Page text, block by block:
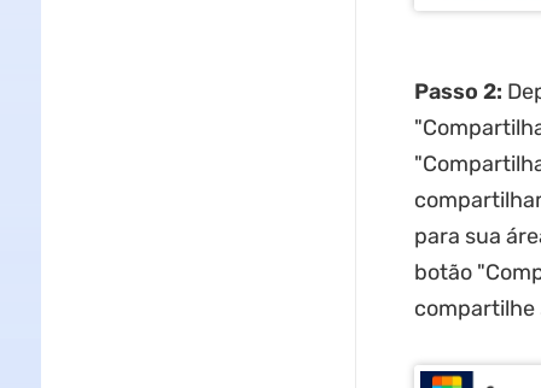
Passo 2:
para sua
botão
compartilhe